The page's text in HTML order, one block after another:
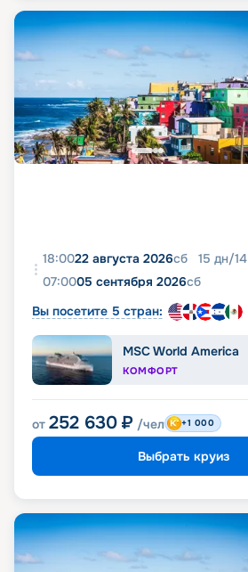
18:0022 августа 2026сб 15 дн/14
07:0005 сентября 2026сб
Вы посетите 5 стран:
MSC World America
КОМФОРТ
от 252 630 ₽ /чел +1 000
Выбрать круиз